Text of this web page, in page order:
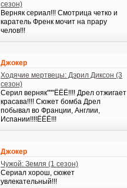
сезон)
Верняк сериал!!! Смотрица четко и
каратель Френк мочит на прару
челов!!!
Джокер
Ходячие мертвецы: Дэрил Диксон (3
сезон)
Серил верняк"""ЁЁЁ!!!! Дрел отжигает
красава!!!! Сюжет бомба Дрел
побывал во Франции, Англии,
Испании!!!!ЁЁЁ!!!
Джокер
Чужой: Земля (1 сезон)
Сериал хорош, сюжет
увлекательный!!!